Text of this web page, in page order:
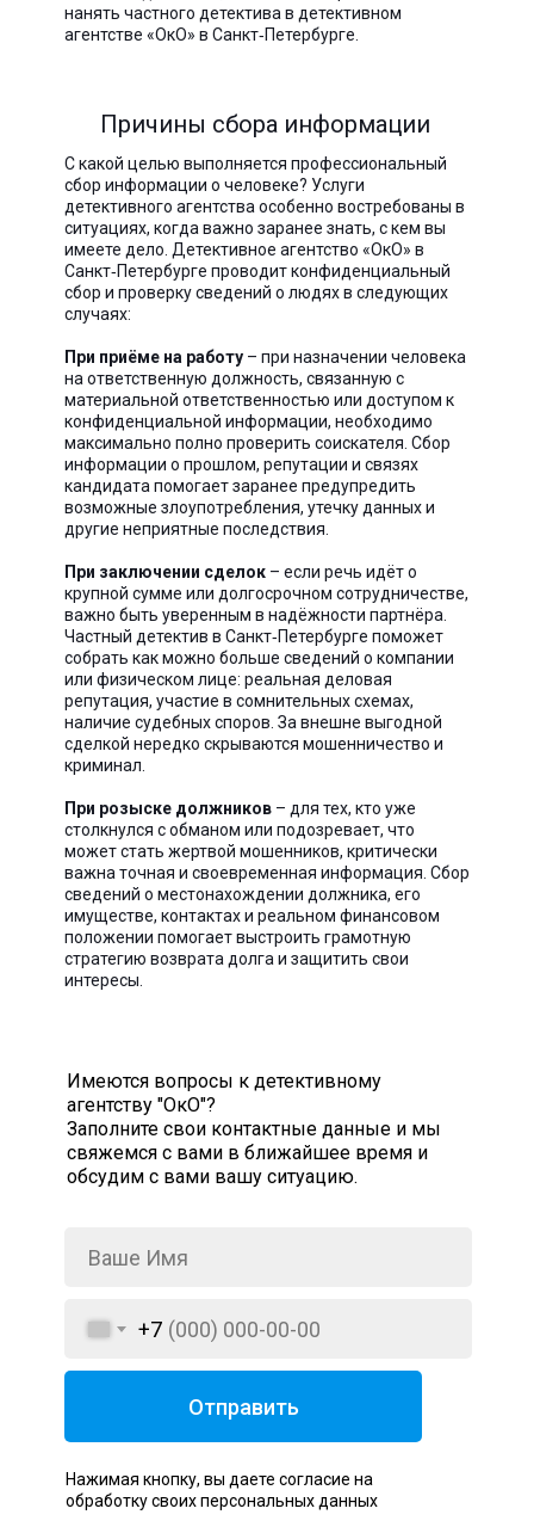
нанять частного детектива в детективном
агентстве «ОкО» в Санкт‑Петербурге.
Причины сбора информации
С какой целью выполняется профессиональный
сбор информации о человеке? Услуги
детективного агентства особенно востребованы в
ситуациях, когда важно заранее знать, с кем вы
имеете дело. Детективное агентство «ОкО» в
Санкт‑Петербурге проводит конфиденциальный
сбор и проверку сведений о людях в следующих
случаях:
При приёме на работу – при назначении человека
на ответственную должность, связанную с
материальной ответственностью или доступом к
конфиденциальной информации, необходимо
максимально полно проверить соискателя. Сбор
информации о прошлом, репутации и связях
кандидата помогает заранее предупредить
возможные злоупотребления, утечку данных и
другие неприятные последствия.
При заключении сделок – если речь идёт о
крупной сумме или долгосрочном сотрудничестве,
важно быть уверенным в надёжности партнёра.
Частный детектив в Санкт‑Петербурге поможет
собрать как можно больше сведений о компании
или физическом лице: реальная деловая
репутация, участие в сомнительных схемах,
наличие судебных споров. За внешне выгодной
сделкой нередко скрываются мошенничество и
криминал.
При розыске должников – для тех, кто уже
столкнулся с обманом или подозревает, что
может стать жертвой мошенников, критически
важна точная и своевременная информация. Сбор
сведений о местонахождении должника, его
имуществе, контактах и реальном финансовом
положении помогает выстроить грамотную
стратегию возврата долга и защитить свои
интересы.
Имеются вопросы к детективному
агентству "ОкО"?
Заполните свои контактные данные и мы
свяжемся с вами в ближайшее время и
обсудим с вами вашу ситуацию.
+7
Отправить
Нажимая кнопку, вы даете согласие на
обработку своих персональных данных